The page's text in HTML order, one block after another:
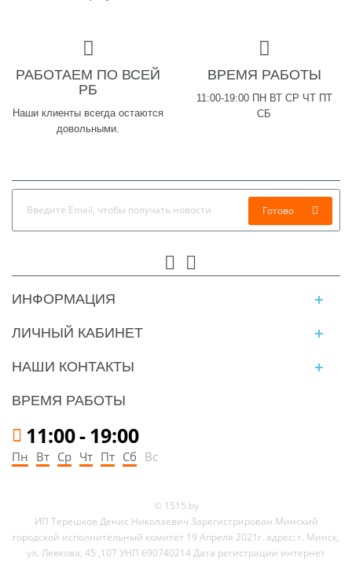
РАБОТАЕМ ПО ВСЕЙ
РБ
Наши клиенты всегда остаются
довольными.
ВРЕМЯ РАБОТЫ
11:00-19:00 ПН ВТ СР ЧТ ПТ
СБ
Готово
ИНФОРМАЦИЯ
ЛИЧНЫЙ КАБИНЕТ
НАШИ КОНТАКТЫ
ВРЕМЯ РАБОТЫ
11:00-19:00
Пн Вт Ср Чт Пт Сб Вс
© 1515.by
ИП Терешков Денис Николаевич Зарегистрирован Минский
городской исполнительный комитет 19 Апреля 2021г. адрес: г. Минск,
ул. Левкова, 45 ,107 УНП 690740214 Дата регистрации интернет